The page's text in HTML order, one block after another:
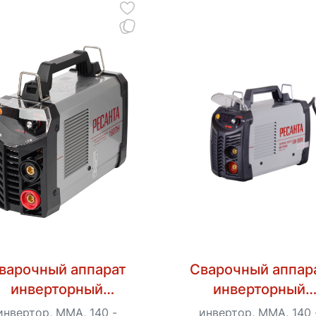
аппарат
инверторный
САИ 160 ПН
MMA, 140 -
Сварочный
инверторный
Ресанта САИ 190
инвертор, MMA, 140